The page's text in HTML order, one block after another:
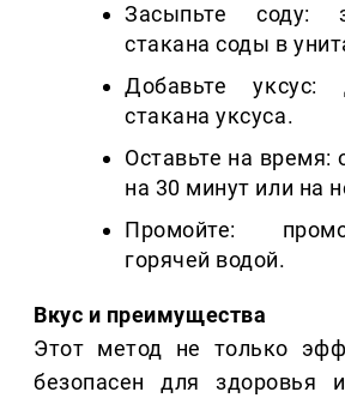
Засыпьте соду:
стакана соды в
Добавьте уксус:
стакана уксуса.
Оставьте на время:
на 30 минут или на
Промойте:
горячей водой.
Вкус и преимущества
Этот метод не только
безопасен для здоровья